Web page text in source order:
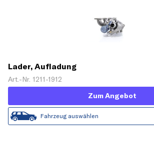
Lader, Aufladung
Art.-Nr. 1211-1912
Zum Angebot
Fahrzeug auswählen